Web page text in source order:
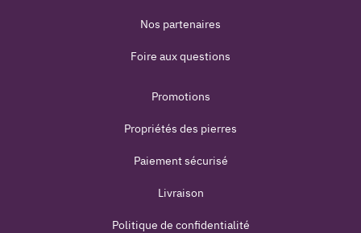
Nos partenaires
Foire aux questions
Promotions
Propriétés des pierres
Paiement sécurisé
Livraison
Politique de confidentialité